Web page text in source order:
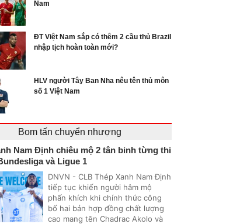
Nam
ĐT Việt Nam sắp có thêm 2 cầu thủ Brazil
nhập tịch hoàn toàn mới?
HLV người Tây Ban Nha nêu tên thủ môn
số 1 Việt Nam
Bom tấn chuyển nhượng
Nam Định chiêu mộ 2 tân binh từng thi
và Ligue 1
DNVN - CLB Thép Xanh Nam Định
tiếp tục khiến người hâm mộ
phấn khích khi chính thức công
bố hai bản hợp đồng chất lượng
cao mang tên Chadrac Akolo và